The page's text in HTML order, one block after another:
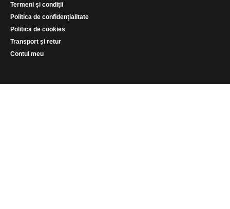
Termeni și condiții
Politica de confidențialitate
Politica de cookies
Transport și retur
Contul meu